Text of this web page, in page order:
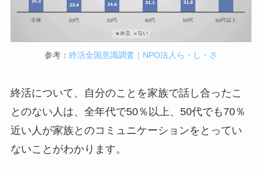
参考： 終活全国意識調査｜NPO法人ら・し・さ
終活について、自分のことを家族で話し合ったこ
とのない人は、全年代で50％以上、50代でも70％
近い人が家族とのコミュニケーションをとってい
ないことがわかります。